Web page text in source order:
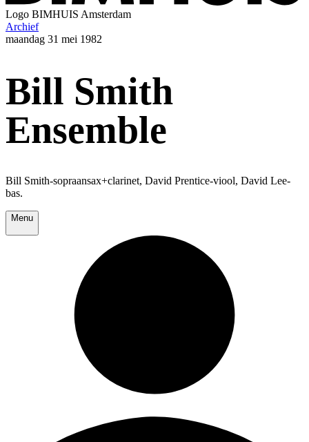
Logo BIMHUIS Amsterdam
Archief
maandag 31 mei 1982
Bill Smith
Ensemble
Bill Smith-sopraansax+clarinet, David Prentice-viool, David Lee-
bas.
Menu